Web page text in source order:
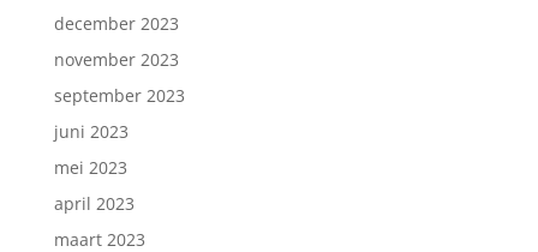
december 2023
november 2023
september 2023
juni 2023
mei 2023
april 2023
maart 2023